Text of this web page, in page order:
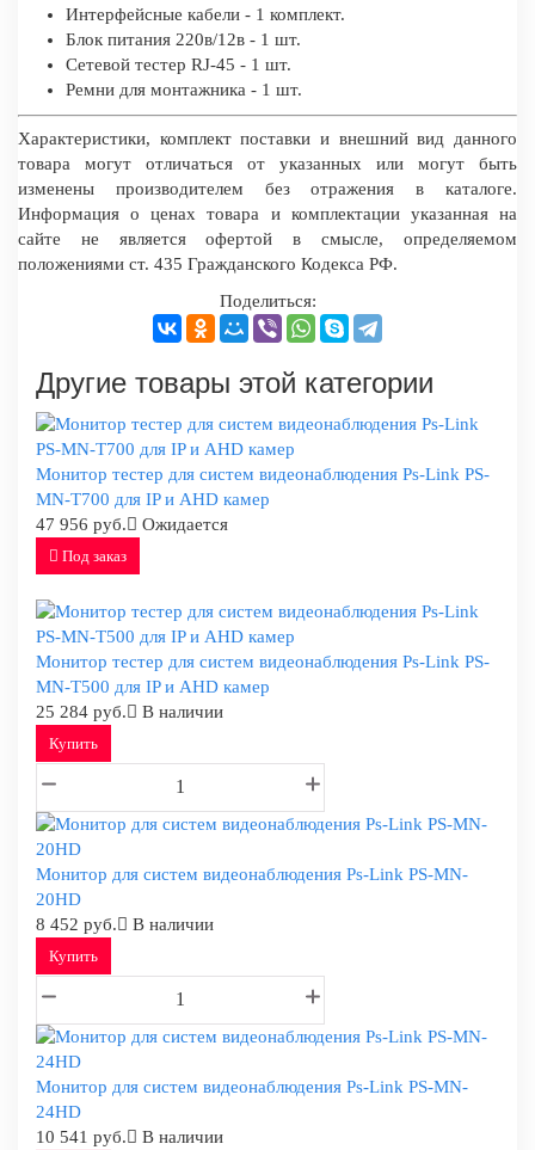
Интерфейсные кабели - 1 комплект.
Блок питания 220в/12в - 1 шт.
Сетевой тестер RJ-45 - 1 шт.
Ремни для монтажника - 1 шт.
Характеристики, комплект поставки и внешний вид данного
товара могут отличаться от указанных или могут быть
изменены производителем без отражения в каталоге.
Информация о ценах товара и комплектации указанная на
сайте не является офертой в смысле, определяемом
положениями ст. 435 Гражданского Кодекса РФ.
Поделиться:
Другие товары этой категории
Монитор тестер для систем видеонаблюдения Ps-Link PS-
MN-T700 для IP и AHD камер
47 956 руб.
Ожидается
Под заказ
Монитор тестер для систем видеонаблюдения Ps-Link PS-
MN-T500 для IP и AHD камер
25 284 руб.
В наличии
Купить
Монитор для систем видеонаблюдения Ps-Link PS-MN-
20HD
8 452 руб.
В наличии
Купить
Монитор для систем видеонаблюдения Ps-Link PS-MN-
24HD
10 541 руб.
В наличии